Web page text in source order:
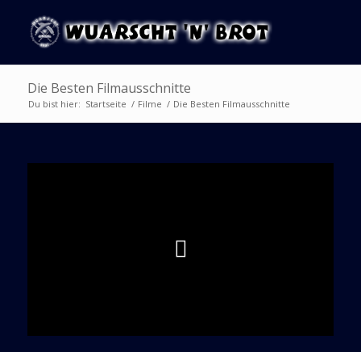
Die Besten Filmausschnitte
Du bist hier: Startseite / Filme / Die Besten Filmausschnitte